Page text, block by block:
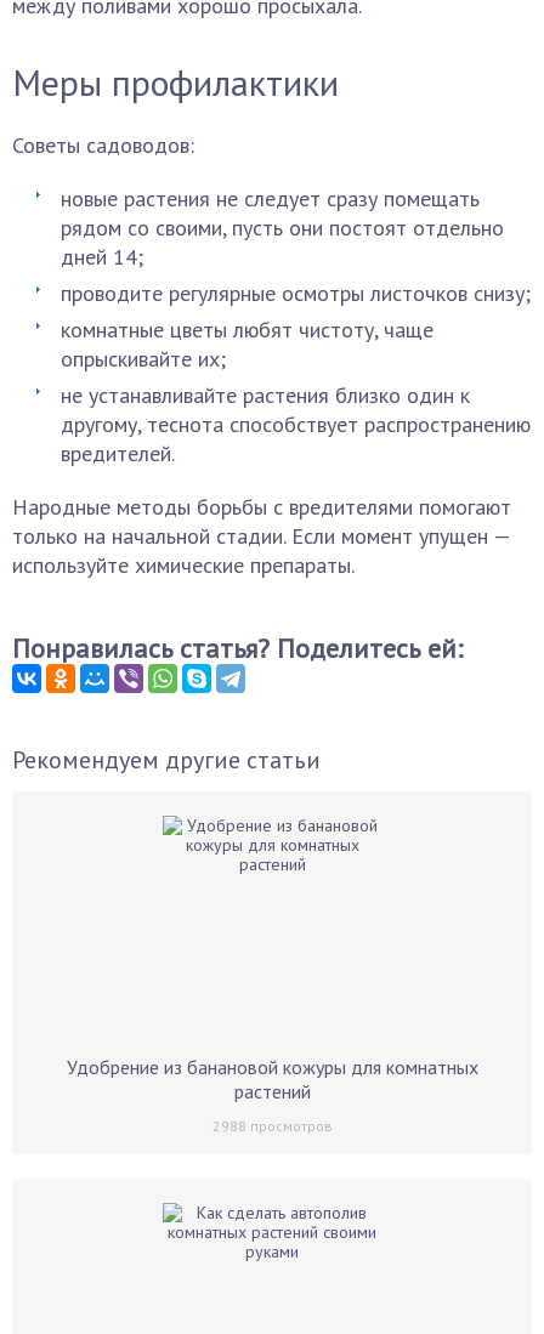
Меры профилактики
Советы садоводов:
новые растения не следует сразу помещать
рядом со своими, пусть они постоят отдельно
дней 14;
проводите регулярные осмотры листочков снизу;
комнатные цветы любят чистоту, чаще
опрыскивайте их;
не устанавливайте растения близко один к
другому, теснота способствует распространению
вредителей.
Народные методы борьбы с вредителями помогают
только на начальной стадии. Если момент упущен —
используйте химические препараты.
Понравилась статья? Поделитесь ей:
Рекомендуем другие статьи
Удобрение из банановой кожуры для комнатных
растений
2988 просмотров